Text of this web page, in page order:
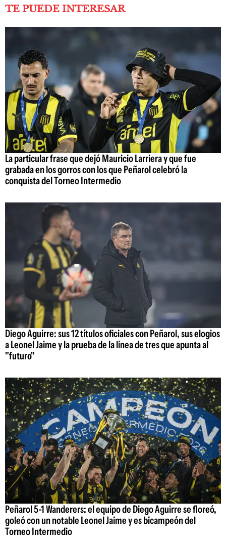
TE PUEDE INTERESAR
La particular frase que dejó Mauricio Larriera y que fue
grabada en los gorros con los que Peñarol celebró la
conquista del Torneo Intermedio
Diego Aguirre: sus 12 títulos oficiales con Peñarol, sus elogios
a Leonel Jaime y la prueba de la línea de tres que apunta al
"futuro"
Peñarol 5-1 Wanderers: el equipo de Diego Aguirre se floreó,
goleó con un notable Leonel Jaime y es bicampeón del
Torneo Intermedio